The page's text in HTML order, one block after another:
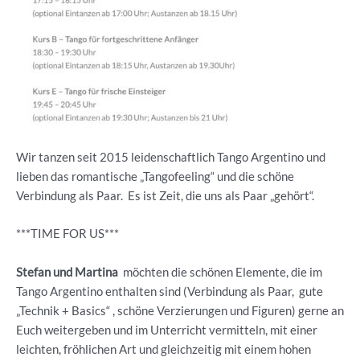
Wir tanzen seit 2015 leidenschaftlich Tango Argentino und
lieben das romantische „Tangofeeling“ und die schöne
Verbindung als Paar. Es ist Zeit, die uns als Paar „gehört“.
***TIME FOR US***
Stefan und Martina möchten die schönen Elemente, die im
Tango Argentino enthalten sind (Verbindung als Paar, gute
„Technik + Basics“ , schöne Verzierungen und Figuren) gerne an
Euch weitergeben und im Unterricht vermitteln, mit einer
leichten, fröhlichen Art und gleichzeitig mit einem hohen